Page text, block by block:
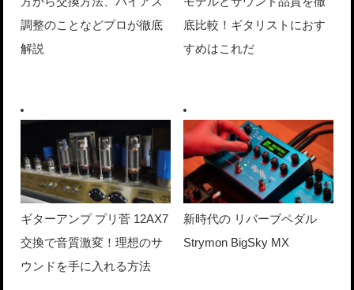
調整のことなどプロが徹底
解説
底比較！ギタリストにおす
すめはこれだ
ギターアンプ プリ菅 12AX7
交換で音質激変！理想のサ
ウンドを手に入れる方法
新時代の リバーブペダル
Strymon BigSky MX